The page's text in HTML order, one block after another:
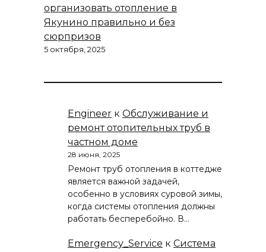
организовать отопление в
Якунино правильно и без
сюрпризов
5 октября, 2025
Engineer к Обслуживание и
ремонт отопительных труб в
частном доме
28 июня, 2025
Ремонт труб отопления в коттедже
является важной задачей,
особенно в условиях суровой зимы,
когда системы отопления должны
работать бесперебойно. В…
Emergency_Service к Система